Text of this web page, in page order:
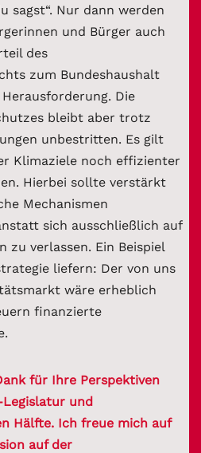
sagst“. Nur dann werden
und Bürger auch
des
zum Bundeshaushalt
Die
bleibt aber trotz
unbestritten. Es gilt
Klimaziele noch effizienter
Hierbei sollte verstärkt
Mechanismen
sich ausschließlich auf
zu verlassen. Ein Beispiel
liefern: Der von uns
wäre erheblich
finanzierte
für Ihre Perspektiven
Legislatur und
Hälfte. Ich freue mich auf
auf der